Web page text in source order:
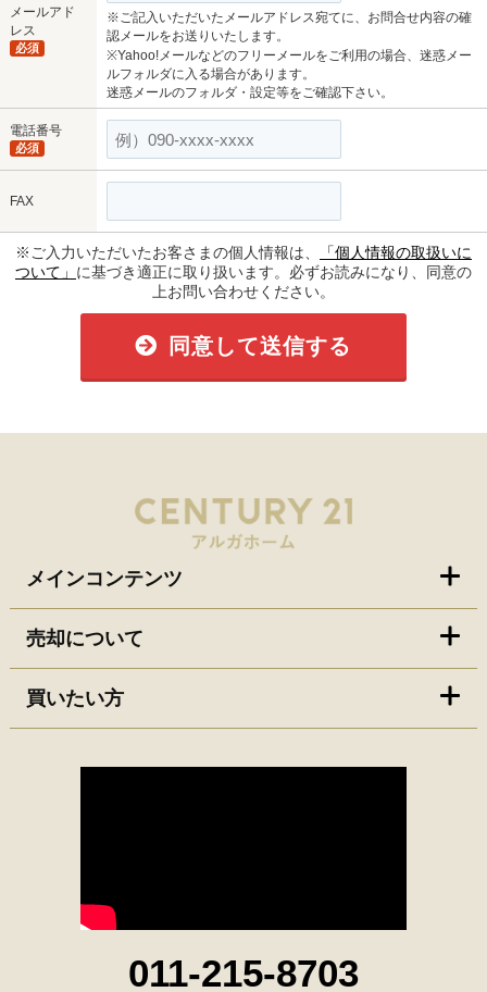
メールアド
レス
必須
※ご記入いただいたメールアドレス宛てに、お問合せ内容の確
認メールをお送りいたします。
※Yahoo!メールなどのフリーメールをご利用の場合、迷惑メー
ルフォルダに入る場合があります。
迷惑メールのフォルダ・設定等をご確認下さい。
電話番号
必須
FAX
※ご入力いただいたお客さまの個人情報は、
「個人情報の取扱いに
ついて」 に基づき適正に取り扱います。必ずお読みになり、同意の
上お問い合わせください。
同意して送信する
メインコンテンツ
売却について
買いたい方
011-215-8703